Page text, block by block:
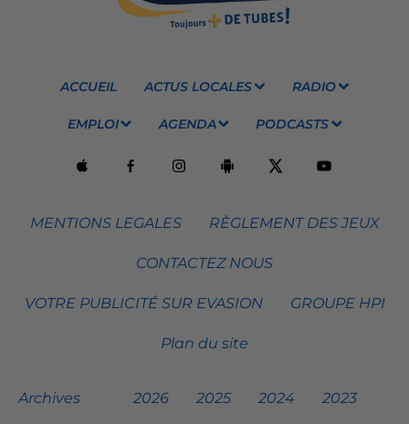
ACCUEIL ACTUS LOCALES RADIO
EMPLOI AGENDA PODCASTS
MENTIONS LEGALES RÈGLEMENT DES JEUX
CONTACTEZ NOUS
VOTRE PUBLICITÉ SUR EVASION GROUPE HPI
Plan du site
Archives 2026 2025 2024 2023